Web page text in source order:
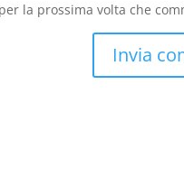
la prossima volta che